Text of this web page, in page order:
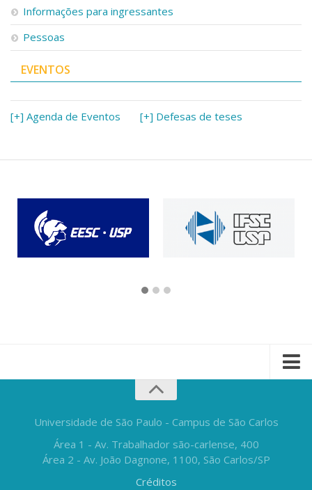
Aplicativos e Sites
Jornal da USP
Agenda de Eventos
Defesa de Teses
Informações para ingressantes
Pessoas
EVENTOS
[+] Agenda de Eventos [+] Defesas de teses
Universidade de São Paulo - Campus de São Carlos
Área 1 - Av. Trabalhador são-carlense, 400
Área 2 - Av. João Dagnone, 1100, São Carlos/SP
Créditos